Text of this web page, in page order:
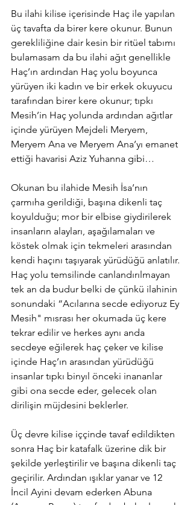
Bu ilahi kilise içerisinde Haç ile yapılan
üç tavafta da birer kere okunur. Bunun
gerekliliğine dair kesin bir ritüel tabımı
bulamasam da bu ilahi ağıt genellikle
Haç’ın ardından Haç yolu boyunca
yürüyen iki kadın ve bir erkek okuyucu
tarafından birer kere okunur; tıpkı
Mesih’in Haç yolunda ardından ağıtlar
içinde yürüyen Mejdeli Meryem,
Meryem Ana ve Meryem Ana’yı emanet
ettiği havarisi Aziz Yuhanna gibi…
Okunan bu ilahide Mesih İsa’nın
çarmıha gerildiği, başına dikenli taç
koyulduğu; mor bir elbise giydirilerek
insanların alayları, aşağılamaları ve
köstek olmak için tekmeleri arasından
kendi haçını taşıyarak yürüdüğü anlatılır.
Haç yolu temsilinde canlandırılmayan
tek an da budur belki de çünkü ilahinin
sonundaki “Acılarına secde ediyoruz Ey
Mesih" mısrası her okumada üç kere
tekrar edilir ve herkes aynı anda
secdeye eğilerek haç çeker ve kilise
içinde Haç’ın arasından yürüdüğü
insanlar tıpkı binyıl önceki inananlar
gibi ona secde eder, gelecek olan
dirilişin müjdesini beklerler.
Üç devre kilise iççinde tavaf edildikten
sonra Haç bir katafalk üzerine dik bir
şekilde yerleştirilir ve başına dikenli taç
geçirilir. Ardından ışıklar yanar ve 12
İncil Ayini devam ederken Abuna